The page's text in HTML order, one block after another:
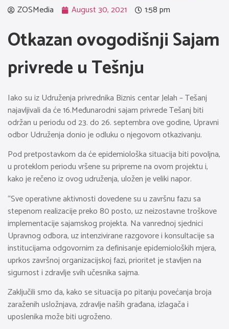
ZOSMedia August 30, 2021 1:58 pm
Otkazan ovogodišnji Sajam
privrede u Tešnju
Iako su iz Udruženja privrednika Biznis centar Jelah – Tešanj
najavljivali da će 16.Međunarodni sajam privrede Tešanj biti
održan u periodu od 23. do 26. septembra ove godine, Upravni
odbor Udruženja donio je odluku o njegovom otkazivanju.
Pod pretpostavkom da će epidemiološka situacija biti povoljna,
u proteklom periodu vršene su pripreme na ovom projektu i,
kako je rečeno iz ovog udruženja, uložen je veliki napor.
“Sve operativne aktivnosti dovedene su u završnu fazu sa
stepenom realizacije preko 80 posto, uz neizostavne troškove
implementacije sajamskog projekta. Na vanrednoj sjednici
Upravnog odbora, uz intenzivirane razgovore i konsultacije sa
institucijama odgovornim za definisanje epidemioloških mjera,
uprkos završnoj organizacijskoj fazi, prioritet je stavljen na
sigurnost i zdravlje svih učesnika sajma.
Zaključili smo da, kako se situacija po pitanju povećanja broja
zaraženih usložnjava, zdravlje naših građana, izlagača i
uposlenika može biti ugroženo.